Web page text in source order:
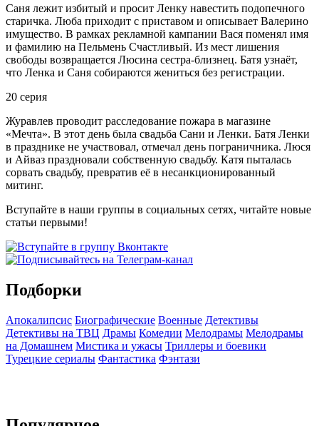
Саня лежит избитый и просит Ленку навестить подопечного
старичка. Люба приходит с приставом и описывает Валерино
имущество. В рамках рекламной кампании Вася поменял имя
и фамилию на Пельмень Счастливый. Из мест лишения
свободы возвращается Люсина сестра-близнец. Батя узнаёт,
что Ленка и Саня собираются жениться без регистрации.
20 серия
Журавлев проводит расследование пожара в магазине
«Мечта». В этот день была свадьба Сани и Ленки. Батя Ленки
в празднике не участвовал, отмечал день пограничника. Люся
и Айваз праздновали собственную свадьбу. Катя пыталась
сорвать свадьбу, превратив её в несанкционированный
митинг.
Вступайте в наши группы в социальных сетях, читайте новые
статьи первыми!
Подборки
Апокалипсис Биографические Военные Детективы
Детективы на ТВЦ Драмы Комедии Мелодрамы Мелодрамы
на Домашнем Мистика и ужасы Триллеры и боевики
Турецкие сериалы Фантастика Фэнтази